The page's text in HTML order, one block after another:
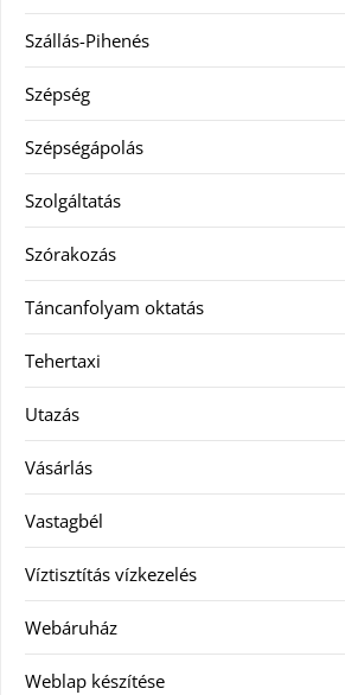
Szállás-Pihenés
Szépség
Szépségápolás
Szolgáltatás
Szórakozás
Táncanfolyam oktatás
Tehertaxi
Utazás
Vásárlás
Vastagbél
Víztisztítás vízkezelés
Webáruház
Weblap készítése